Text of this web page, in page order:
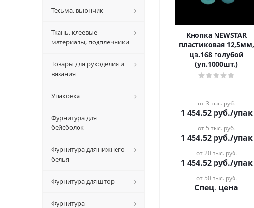
Кнопка NEWSTAR
пластиковая 12,5мм,
цв.168 голубой
(уп.1000шт.)
от 3 тыс. руб.
1 454.52руб./упак
от 5 тыс. руб.
1 454.52руб./упак
от 20 тыс. руб.
1 454.52руб./упак
от 50 тыс. руб.
Спец. цена
Тесьма, вьюнчик
Ткань, клеевые
материалы, подплечники
Товары для рукоделия и
вязания
Упаковка
Фурнитура для
бейсболок
Фурнитура для нижнего
белья
Фурнитура для штор
Фурнитура